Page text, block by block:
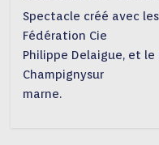
Spectacle créé avec les
Fédération Cie
Philippe Delaigue, et
Champignysur
marne.